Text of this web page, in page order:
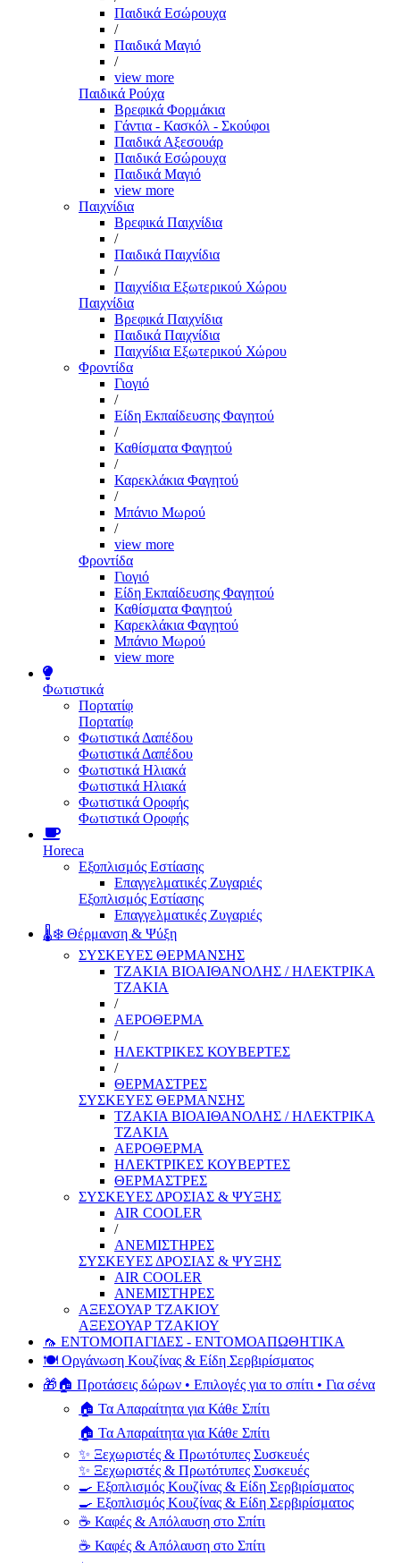
Παιδικά Εσώρουχα
/
Παιδικά Μαγιό
/
view more
Παιδικά Ρούχα
Βρεφικά Φορμάκια
Γάντια - Κασκόλ - Σκούφοι
Παιδικά Αξεσουάρ
Παιδικά Εσώρουχα
Παιδικά Μαγιό
view more
Παιχνίδια
Βρεφικά Παιχνίδια
/
Παιδικά Παιχνίδια
/
Παιχνίδια Εξωτερικού Χώρου
Παιχνίδια
Βρεφικά Παιχνίδια
Παιδικά Παιχνίδια
Παιχνίδια Εξωτερικού Χώρου
Φροντίδα
Γιογιό
/
Είδη Εκπαίδευσης Φαγητού
/
Καθίσματα Φαγητού
/
Καρεκλάκια Φαγητού
/
Μπάνιο Μωρού
/
view more
Φροντίδα
Γιογιό
Είδη Εκπαίδευσης Φαγητού
Καθίσματα Φαγητού
Καρεκλάκια Φαγητού
Μπάνιο Μωρού
view more
Φωτιστικά
Πορτατίφ
Πορτατίφ
Φωτιστικά Δαπέδου
Φωτιστικά Δαπέδου
Φωτιστικά Ηλιακά
Φωτιστικά Ηλιακά
Φωτιστικά Οροφής
Φωτιστικά Οροφής
Horeca
Εξοπλισμός Εστίασης
Επαγγελματικές Ζυγαριές
Εξοπλισμός Εστίασης
Επαγγελματικές Ζυγαριές
🌡️❄️ Θέρμανση & Ψύξη
ΣΥΣΚΕΥΕΣ ΘΕΡΜΑΝΣΗΣ
ΤΖΑΚΙΑ ΒΙΟΑΙΘΑΝΟΛΗΣ / ΗΛΕΚΤΡΙΚΑ
ΤΖΑΚΙΑ
/
ΑΕΡΟΘΕΡΜΑ
/
ΗΛΕΚΤΡΙΚΕΣ ΚΟΥΒΕΡΤΕΣ
/
ΘΕΡΜΑΣΤΡΕΣ
ΣΥΣΚΕΥΕΣ ΘΕΡΜΑΝΣΗΣ
ΤΖΑΚΙΑ ΒΙΟΑΙΘΑΝΟΛΗΣ / ΗΛΕΚΤΡΙΚΑ
ΤΖΑΚΙΑ
ΑΕΡΟΘΕΡΜΑ
ΗΛΕΚΤΡΙΚΕΣ ΚΟΥΒΕΡΤΕΣ
ΘΕΡΜΑΣΤΡΕΣ
ΣΥΣΚΕΥΕΣ ΔΡΟΣΙΑΣ & ΨΥΞΗΣ
AIR COOLER
/
ΑΝΕΜΙΣΤΗΡΕΣ
ΣΥΣΚΕΥΕΣ ΔΡΟΣΙΑΣ & ΨΥΞΗΣ
AIR COOLER
ΑΝΕΜΙΣΤΗΡΕΣ
ΑΞΕΣΟΥΑΡ ΤΖΑΚΙΟΥ
ΑΞΕΣΟΥΑΡ ΤΖΑΚΙΟΥ
🦟 ΕΝΤΟΜΟΠΑΓΙΔΕΣ - ΕΝΤΟΜΟΑΠΩΘΗΤΙΚΑ
🍽️ Οργάνωση Κουζίνας & Είδη Σερβιρίσματος
🎁🏠 Προτάσεις δώρων • Επιλογές για το σπίτι • Για σένα
🏠 Τα Απαραίτητα για Κάθε Σπίτι
🏠 Τα Απαραίτητα για Κάθε Σπίτι
✨ Ξεχωριστές & Πρωτότυπες Συσκευές
✨ Ξεχωριστές & Πρωτότυπες Συσκευές
🍳 Εξοπλισμός Κουζίνας & Είδη Σερβιρίσματος
🍳 Εξοπλισμός Κουζίνας & Είδη Σερβιρίσματος
☕ Καφές & Απόλαυση στο Σπίτι
☕ Καφές & Απόλαυση στο Σπίτι